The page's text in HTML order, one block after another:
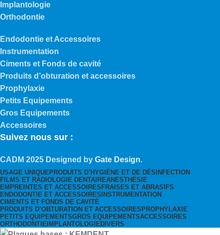
Implantologie
Orthodontie
Endodontie et Accessoires
Instrumentation
Ciments et Fonds de cavité
Produits d’obturation et accessoires
Prophylaxie
Petits Equipements
Gros Equipements
Accessoires
Suivez nous sur :
CADM 2025 Designed by Gate Design.
USAGE UNIQUEPRODUITS D’HYGIÈNE ET DE DÉSINFECTION
FILMS ET RADIOLOGIE DENTAIREANESTHÉSIE
EMPREINTES ET ACCESSOIRES FRAISES ET ABRASIFS
ENDODONTIE ET ACCESSOIRES INSTRUMENTATION
CIMENTS ET FONDS DE CAVITÉ
PRODUITS D’OBTURATION ET ACCESSOIRES PROPHYLAXIE
PETITS EQUIPEMENTSGROS EQUIPEMENTSACCESSOIRES
ORTHODONTIE IMPLANTOLOGIEDIVERS